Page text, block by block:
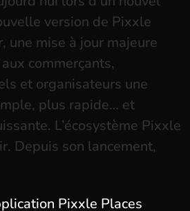
version de Pixxle
une mise à jour majeure
commerçants,
et organisateurs une
plus rapide… et
L’écosystème Pixxle
Depuis son lancement,
Pixxle Places